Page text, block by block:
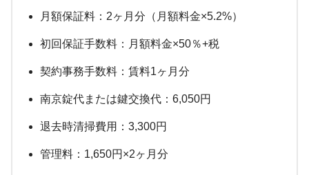
月額保証料：2ヶ月分（月額料金×5.2%）
初回保証手数料：月額料金×50％+税
契約事務手数料：賃料1ヶ月分
南京錠代または鍵交換代：6,050円
退去時清掃費用：3,300円
管理料：1,650円×2ヶ月分